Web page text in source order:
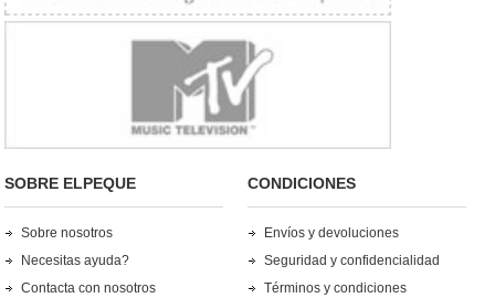
SOBRE ELPEQUE
Sobre nosotros
Necesitas ayuda?
Contacta con nosotros
CONDICIONES
Envíos y devoluciones
Seguridad y confidencialidad
Términos y condiciones